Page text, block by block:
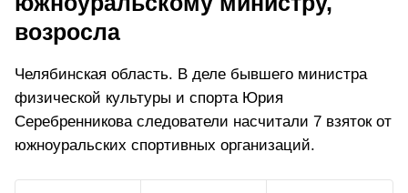
возросла
Челябинская область. В деле бывшего министра
физической культуры и спорта Юрия
Серебренникова следователи насчитали 7 взяток от
южноуральских спортивных организаций.